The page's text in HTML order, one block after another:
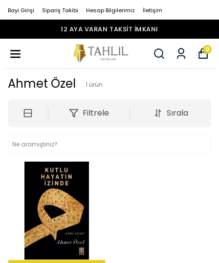
Bayi Girişi Sipariş Takibi Hesap Bilgilerimiz İletişim
12 AYA VARAN TAKSİT İMKANI
0
Ahmet Özel 1 ürün
Filtrele Sırala